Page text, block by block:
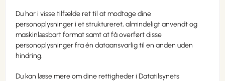
Du har i visse tilfælde ret til at modtage dine
personoplysninger i et struktureret, almindeligt anvendt og
maskinlæsbart format samt at få overført disse
personoplysninger fra én dataansvarlig til en anden uden
hindring.
Du kan læse mere om dine rettigheder i Datatilsynets